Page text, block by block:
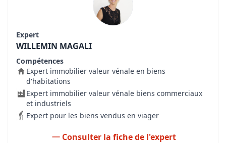
Expert
WILLEMIN MAGALI
Compétences
Expert immobilier valeur vénale en biens
d'habitations
Expert immobilier valeur vénale biens commerciaux
et industriels
Expert pour les biens vendus en viager
Consulter la fiche de l'expert